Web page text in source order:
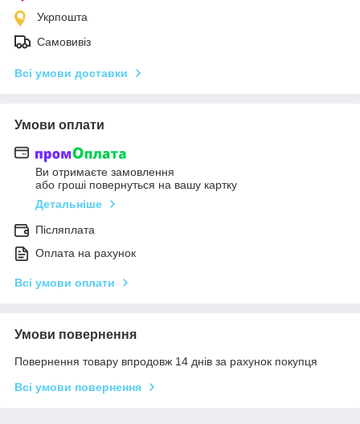
Укрпошта
Самовивіз
Всі умови доставки
Умови оплати
Ви отримаєте замовлення
або гроші повернуться на вашу картку
Детальніше
Післяплата
Оплата на рахунок
Всі умови оплати
Умови повернення
Повернення товару впродовж 14 днів за рахунок покупця
Всі умови повернення